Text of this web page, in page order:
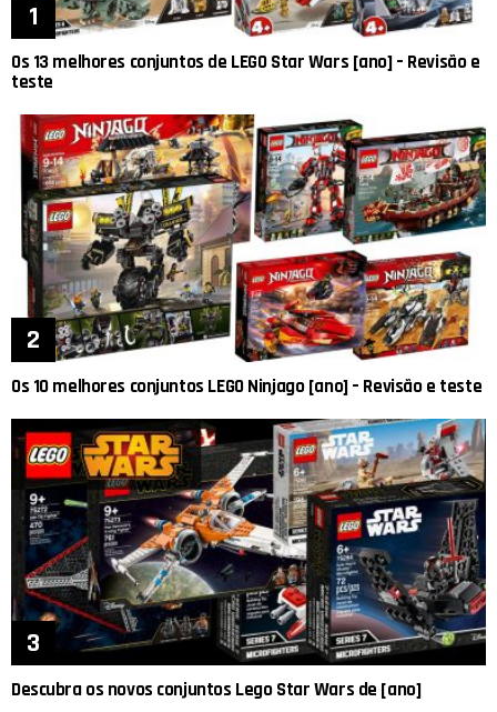
Os 13 melhores conjuntos de LEGO Star Wars [ano] – Revisão e
teste
Os 10 melhores conjuntos LEGO Ninjago [ano] – Revisão e teste
Descubra os novos conjuntos Lego Star Wars de [ano]